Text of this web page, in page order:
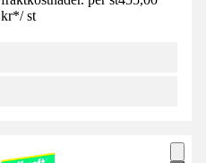
kr*/ st